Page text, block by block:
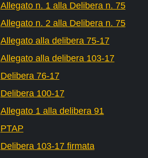
Allegato n. 1 alla Delibera n. 75
Allegato n. 2 alla Delibera n. 75
Allegato alla delibera 75-17
Allegato alla delibera 103-17
Delibera 76-17
Delibera 100-17
Allegato 1 alla delibera 91
PTAP
Delibera 103-17 firmata